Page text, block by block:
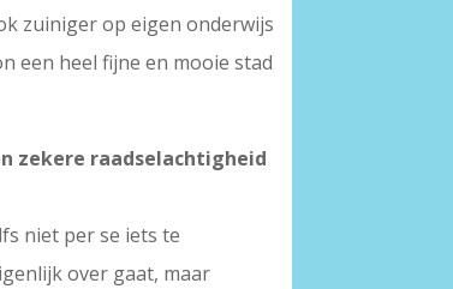
zuiniger op eigen onderwijs
een heel fijne en mooie stad
zekere raadselachtigheid
niet per se iets te
over gaat, maar